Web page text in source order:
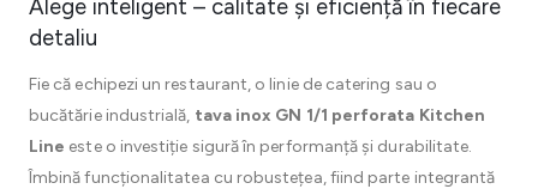
Alege inteligent – calitate și eficiență în fiecare
detaliu
Fie că echipezi un restaurant, o linie de catering sau o
bucătărie industrială, tava inox GN 1/1 perforata Kitchen
Line este o investiție sigură în performanță și durabilitate.
Îmbină funcționalitatea cu robustețea, fiind parte integrantă